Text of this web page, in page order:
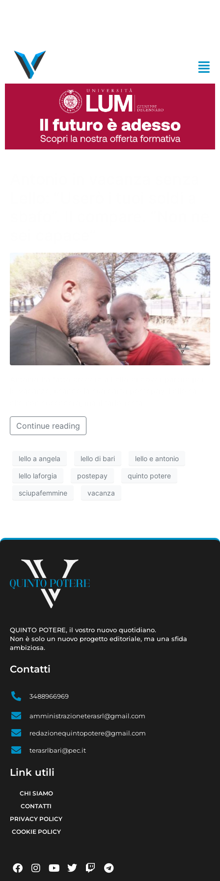
Continue reading
lello a angela lello di bari lello e antonio
lello laforgia postepay quinto potere
sciupafemmine vacanza
QUINTO POTERE, il vostro nuovo quotidiano.
Non è solo un nuovo progetto editoriale, ma una sfida
ambiziosa.
Contatti
3488966969
amministrazioneterasrl@gmail.com
redazionequintopotere@gmail.com
terasrlbari@pec.it
Link utili
CHI SIAMO
CONTATTI
PRIVACY POLICY
COOKIE POLICY